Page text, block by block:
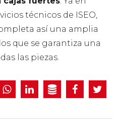
técnicos de ISEO,
así una amplia
que se garantiza una
las piezas.